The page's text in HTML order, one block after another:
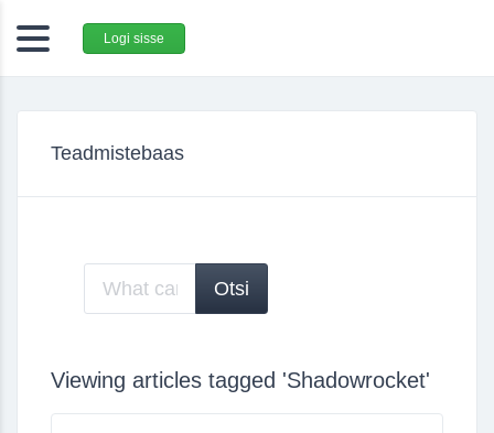
Logi sisse
Teadmistebaas
Viewing articles tagged 'Shadowrocket'